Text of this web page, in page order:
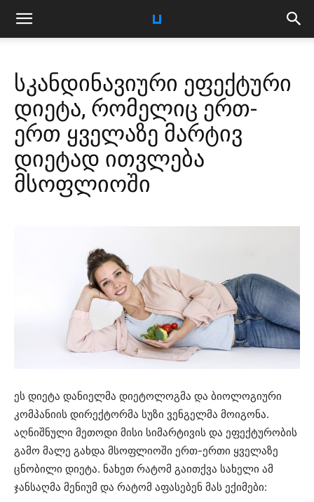
სკანდინავიური ეფექტური
დიეტა, რომელიც ერთ-
ერთ ყველაზე მარტივ
დიეტად ითვლება
მსოფლიოში
ეს დიეტა დანიელმა დიეტოლოგმა და ბიოლოგიური
კომპანიის დირექტორმა სუზი ვენგელმა მოიგონა.
აღნიშნული მეთოდი მისი სიმარტივის და ეფექტურობის
გამო მალე გახდა მსოფლიოში ერთ-ერთი ყველაზე
ცნობილი დიეტა. ნახეთ რატომ გაითქვა სახელი ამ
ჯანსაღმა მენიუმ და რატომ აფასებენ მას ექიმები: